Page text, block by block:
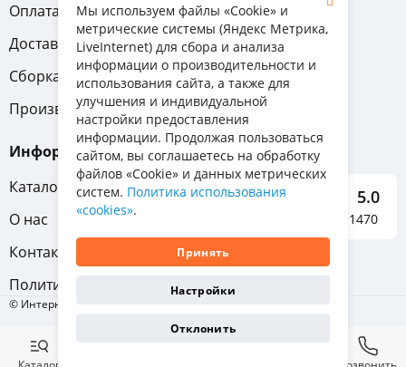
Оплата
Вопрос-ответ
Доставка
Обмен и возврат
Сборка
Гарантия
Производители
Информация
Каталог мебели
О нас
Контакты
Политика конфиденциальности
5.0
Отзывы о нас 1470
© Интернет-магазин «Отличная мебель», 2011-2026
Мы используем файлы «Cookie» и
метрические системы (Яндекс Метрика,
LiveInternet) для сбора и анализа
информации о производительности и
использования сайта, а также для
улучшения и индивидуальной
настройки предоставления
информации. Продолжая пользоваться
сайтом, вы соглашаетесь на обработку
файлов «Cookie» и данных метрических
систем. Политика использования
«cookies».
Принять
Настройки
Отклонить